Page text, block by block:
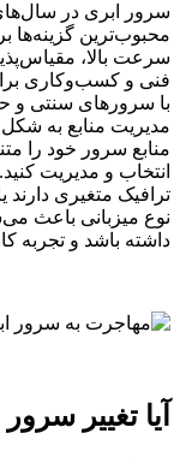
سرور ابری در
محبوب‌ترین گزینه‌ها
سرعت بالا،
فنی و کسب‌وکاری
با سرورهای سنتی و
مدیریت منابع به شکل
منابع سرور خود را
انتخاب و مدیریت
ترافیک متغیری
نوع میزبانی باعث
داشته باشد و تجربه
آیا تغییر